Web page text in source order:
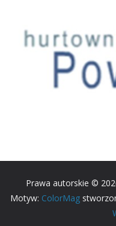
Prawa autorskie ©
Motyw: ColorMag